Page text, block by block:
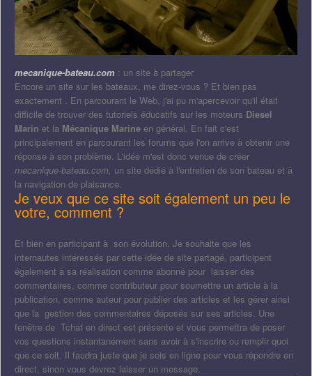
mecanique-bateau.com : un site à partager
Encore un site sur les bateaux, me direz-vous ? Et bien pas
exactement . En parcourant le Web, j'ai pu m'apercevoir qu'il était
difficile de trouver des tutoriels éducatifs sur les moteurs Diesel
Marin et la Mécanique Marine en général. En fait c'est
principalement en parcourant les forums que l'on arrive à obtenir une
réponse à son problème. L'idée m'est donc venue de créer
mecanique-bateau.com, un site dédié à l'entretien de son bateau et à
la navigation de plaisance.
Je veux que ce site soit également un peu le
votre, comment ?
Et bien en participant à son évolution. Je souhaite que les
internautes intéressés par cette idée de site partagé, participent
également à sa réalisation comme abonné pour laisser des
commentaires, comme contributeur pour soumettre un article à la
publication, comme auteur pour publier des articles et les gérer ainsi
que la gestion des commentaires déposés sur ses articles. Une
fenêtre de Tchat en direct est présente et vous permettra de poser
vos questions instantanément sans avoir à s'inscrire ou remplir quoi
que ce soit. Il faudra juste que je sois en ligne pour vous répondre en
direct, sinon vous devrez laisser un message.